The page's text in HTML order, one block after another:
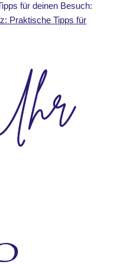
für deinen Besuch:
Praktische Tipps für